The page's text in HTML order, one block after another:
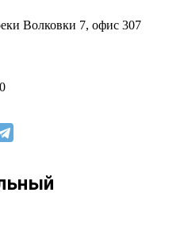
Волковки 7, офис 307